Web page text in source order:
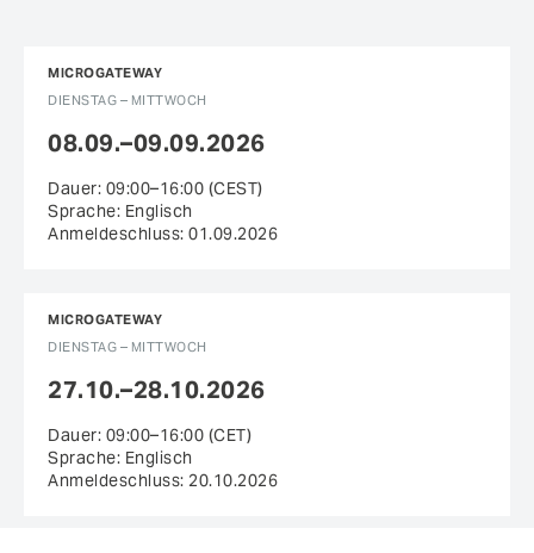
MICROGATEWAY
DIENSTAG – MITTWOCH
08.09.–09.09.2026
Dauer: 09:00–16:00 (CEST)
Sprache: Englisch
Anmeldeschluss: 01.09.2026
MICROGATEWAY
DIENSTAG – MITTWOCH
27.10.–28.10.2026
Dauer: 09:00–16:00 (CET)
Sprache: Englisch
Anmeldeschluss: 20.10.2026
Anmerkungen und Teilnehmer
Vor- und Nachnamen *
Vor Ort
Digital